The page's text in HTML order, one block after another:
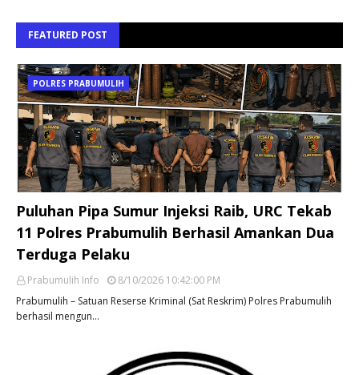
FEATURED POST
POLRES PRABUMULIH
Puluhan Pipa Sumur Injeksi Raib, URC Tekab
11 Polres Prabumulih Berhasil Amankan Dua
Terduga Pelaku
Prabumulih Info
8/10/2026 10:42:00 PM
Prabumulih – Satuan Reserse Kriminal (Sat Reskrim) Polres Prabumulih
berhasil mengun…